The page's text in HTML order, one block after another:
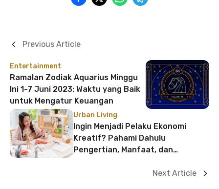
Entertainment
Ramalan Zodiak Aquarius Minggu
Ini 1-7 Juni 2023: Waktu yang Baik
untuk Mengatur Keuangan
Previous Article
Urban Living
Ingin Menjadi Pelaku Ekonomi
Kreatif? Pahami Dahulu
Pengertian, Manfaat, dan
Next Article